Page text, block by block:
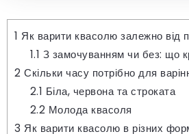
1 Як варити квасолю залежно від
1.1 З замочуванням чи без: що
2 Скільки часу потрібно для
2.1 Біла, червона та строката
2.2 Молода квасоля
3 Як варити квасолю в різних